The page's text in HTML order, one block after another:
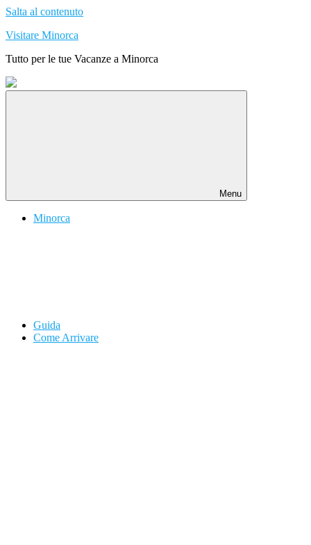
Salta al contenuto
Visitare Minorca
Tutto per le tue Vacanze a Minorca
Menu
Minorca
Guida
Come Arrivare